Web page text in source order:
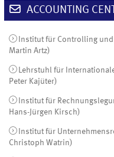
ACCOUNTING
Institut für Controlling
Martin Artz)
Lehrstuhl für
Peter Kajüter)
Institut für
Hans-Jürgen Kirsch)
Institut für
Christoph Watrin)